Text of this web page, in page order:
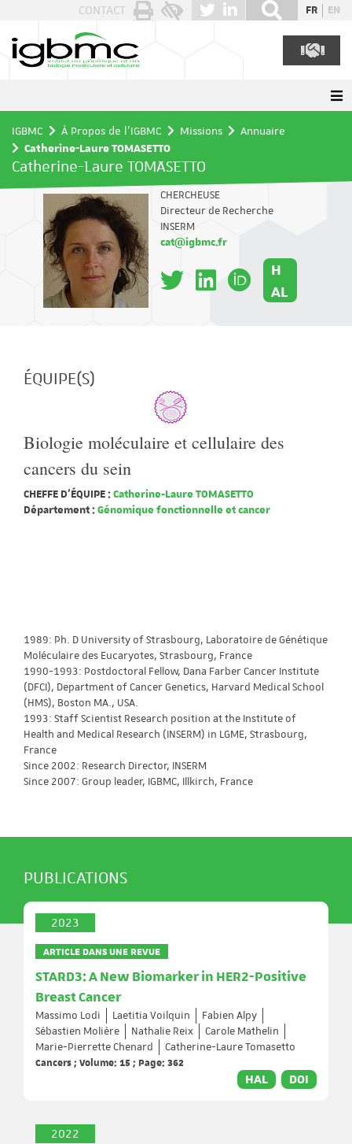
CONTACT FR EN
IGBMC À Propos de l'IGBMC Missions
Annuaire
Catherine-Laure TOMASETTO
Catherine-Laure TOMASETTO
CHERCHEUSE
Directeur de Recherche
INSERM
cat@igbmc.fr
H
AL
ÉQUIPE(S)
Biologie moléculaire et cellulaire des
cancers du sein
CHEFFE D'ÉQUIPE :Catherine-Laure TOMASETTO
Département :Génomique fonctionnelle et cancer
1989: Ph. D University of Strasbourg, Laboratoire de Génétique
Moléculaire des Eucaryotes, Strasbourg, France
1990-1993: Postdoctoral Fellow, Dana Farber Cancer Institute
(DFCI), Department of Cancer Genetics, Harvard Medical School
(HMS), Boston MA., USA.
1993: Staff Scientist Research position at the Institute of
Health and Medical Research (INSERM) in LGME, Strasbourg,
France
Since 2002: Research Director, INSERM
Since 2007: Group leader, IGBMC, Illkirch, France
PUBLICATIONS
2023
ARTICLE DANS UNE REVUE
STARD3: A New Biomarker in HER2-Positive
Breast Cancer
Massimo Lodi Laetitia Voilquin
Fabien Alpy
Sébastien Molière
Nathalie Reix
Carole Mathelin
Marie-Pierrette Chenard
Catherine-Laure Tomasetto
Cancers ; Volume: 15 ; Page: 362
HAL DOI
2022
Panneau de gestion des cookies